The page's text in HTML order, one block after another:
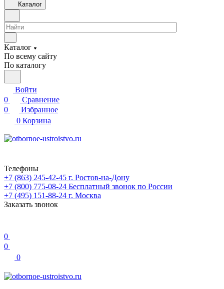
Каталог
Каталог
По всему сайту
По каталогу
Войти
0
Сравнение
0
Избранное
0 Корзина
Телефоны
+7 (863) 245-42-45 г. Ростов-на-Дону
+7 (800) 775-08-24 Бесплатный звонок по России
+7 (495) 151-88-24 г. Москва
Заказать звонок
0
0
0